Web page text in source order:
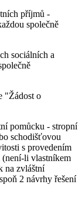
příjmů -
společně
sociálních a
"Žádost o
pomůcku - stropní
schodišťovou
s provedením
(není-li vlastníkem
na zvláštní
2 návrhy řešení